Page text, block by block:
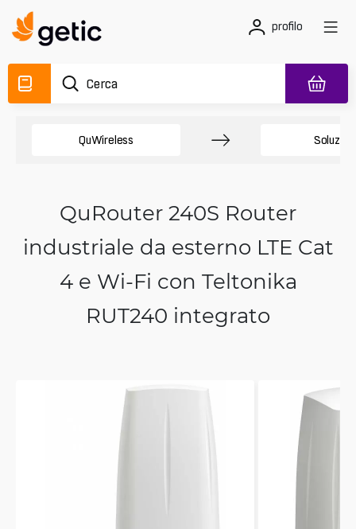
profilo
QuWireless
QuRouter 240S Router
industriale da esterno LTE Cat
4 e Wi‑Fi con Teltonika
RUT240 integrato